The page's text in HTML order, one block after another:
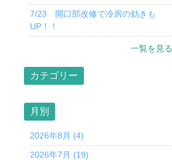
7/23 開口部改修で冷房の効きも
UP！！
一覧を見る
カテゴリー
月別
2026年8月 (4)
2026年7月 (19)